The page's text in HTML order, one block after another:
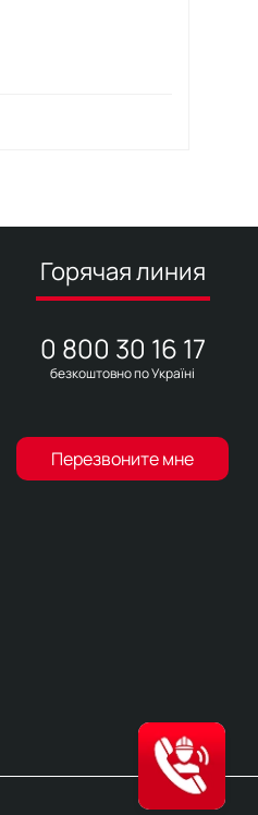
Горячая линия
0 800 30 16 17
безкоштовно по Україні
Перезвоните мне